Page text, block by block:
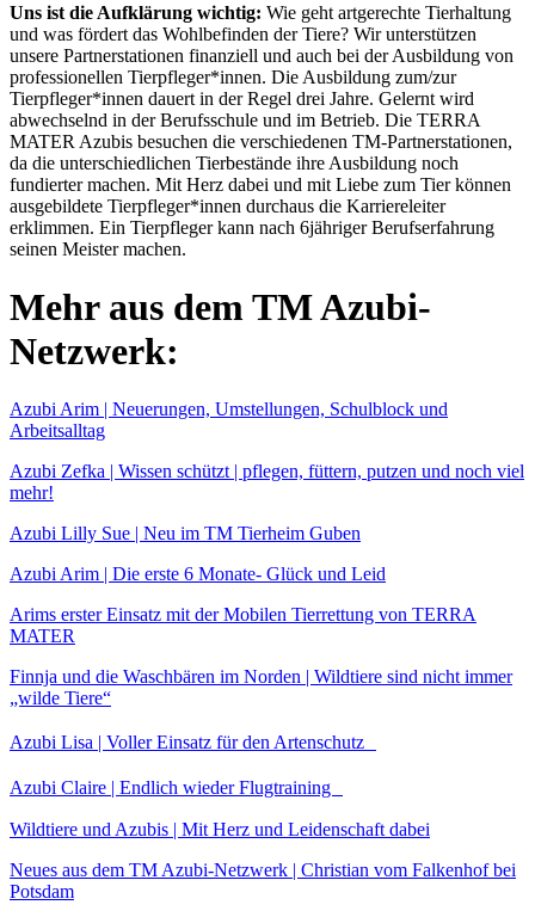
Uns ist die Aufklärung wichtig: Wie geht artgerechte Tierhaltung
und was fördert das Wohlbefinden der Tiere? Wir unterstützen
unsere Partnerstationen finanziell und auch bei der Ausbildung von
professionellen Tierpfleger*innen. Die Ausbildung zum/zur
Tierpfleger*innen dauert in der Regel drei Jahre. Gelernt wird
abwechselnd in der Berufsschule und im Betrieb. Die TERRA
MATER Azubis besuchen die verschiedenen TM-Partnerstationen,
da die unterschiedlichen Tierbestände ihre Ausbildung noch
fundierter machen. Mit Herz dabei und mit Liebe zum Tier können
ausgebildete Tierpfleger*innen durchaus die Karriereleiter
erklimmen. Ein Tierpfleger kann nach 6jähriger Berufserfahrung
seinen Meister machen.
Mehr aus dem TM Azubi-
Netzwerk:
Azubi Arim | Neuerungen, Umstellungen, Schulblock und
Arbeitsalltag
Azubi Zefka | Wissen schützt | pflegen, füttern, putzen und noch viel
mehr!
Azubi Lilly Sue | Neu im TM Tierheim Guben
Azubi Arim | Die erste 6 Monate- Glück und Leid
Arims erster Einsatz mit der Mobilen Tierrettung von TERRA
MATER
Finnja und die Waschbären im Norden | Wildtiere sind nicht immer
„wilde Tiere“
Azubi Lisa | Voller Einsatz für den Artenschutz
Azubi Claire | Endlich wieder Flugtraining
Wildtiere und Azubis | Mit Herz und Leidenschaft dabei
Neues aus dem TM Azubi-Netzwerk | Christian vom Falkenhof bei
Potsdam